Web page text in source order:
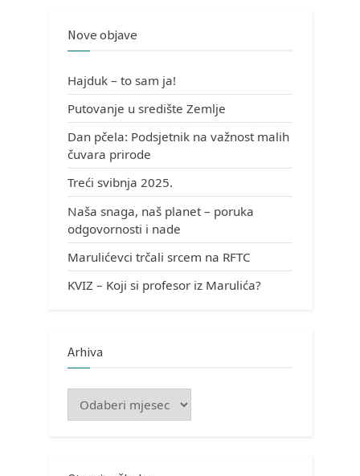
Nove objave
Hajduk – to sam ja!
Putovanje u središte Zemlje
Dan pčela: Podsjetnik na važnost malih
čuvara prirode
Treći svibnja 2025.
Naša snaga, naš planet – poruka
odgovornosti i nade
Marulićevci trčali srcem na RFTC
KVIZ – Koji si profesor iz Marulića?
Arhiva
Arhiva